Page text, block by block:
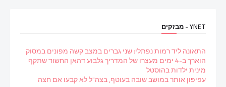
YNET - מבזקים
התאונה ליד רמות נפתלי: שני גברים במצב קשה מפונים במסוק
הוארך ב-4 ימים מעצרו של המדריך גלבוע דהאן החשוד שתקף
מינית ילדות בהוסטל
עפיפון אותר במושב שובה בעוטף, בצה"ל לא קבעו אם חצה